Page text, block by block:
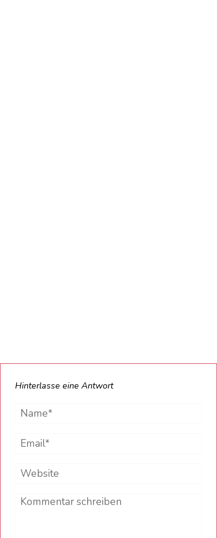
Hinterlasse eine Antwort
Name*
Email*
Website
Comment